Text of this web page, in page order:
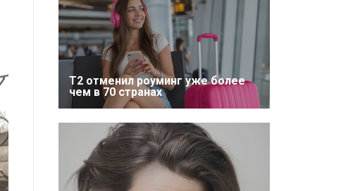
Т2 отменил роуминг уже более
чем в 70 странах